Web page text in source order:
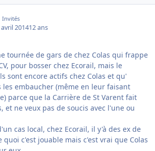
Invités
avril 201412 ans
tournée de gars de chez Colas qui frappe
pour bosser chez Ecorail, mais le
sont encore actifs chez Colas et qu'
les embaucher (même en leur faisant
parce que la Carrière de St Varent fait
et ne veux pas de soucis avec l'une ou
cas local, chez Ecorail, il y'à des ex de
quoi c'est jouable mais c'est vrai que Colas